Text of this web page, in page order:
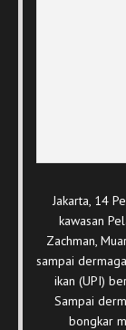
Jakarta, 14
kawasan
Zachman,
sampai
ikan (UPI)
Sampai
bongkar